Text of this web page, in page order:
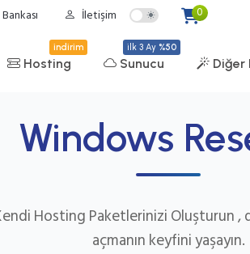
İletişim 0
indirim
Hosting
ilk 3 Ay %50
Sunucu Diğer
Windows
Hosting Paketlerinizi Oluşturun
açmanın keyfini yaşayın.